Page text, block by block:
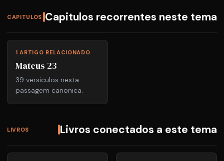
CAPITULOS Capitulos recorrentes neste tema
1 ARTIGO RELACIONADO
Mateus 23
39 versiculos nesta
passagem canonica.
LIVROS Livros conectados a este tema